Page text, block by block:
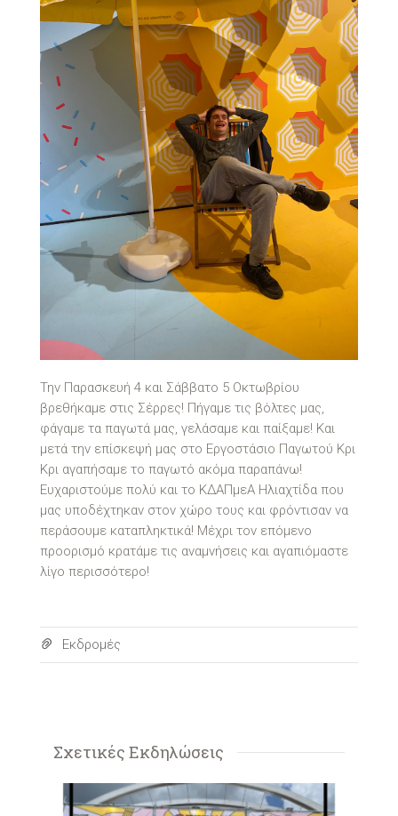
Την Παρασκευή 4 και Σάββατο 5 Οκτωβρίου
βρεθήκαμε στις Σέρρες! Πήγαμε τις βόλτες μας,
φάγαμε τα παγωτά μας, γελάσαμε και παίξαμε! Και
μετά την επίσκεψή μας στο Εργοστάσιο Παγωτού Κρι
Κρι αγαπήσαμε το παγωτό ακόμα παραπάνω!
Ευχαριστούμε πολύ και το ΚΔΑΠμεΑ Ηλιαχτίδα που
μας υποδέχτηκαν στον χώρο τους και φρόντισαν να
περάσουμε καταπληκτικά! Μέχρι τον επόμενο
προορισμό κρατάμε τις αναμνήσεις και αγαπιόμαστε
λίγο περισσότερο!
Εκδρομές
Σχετικές Εκδηλώσεις